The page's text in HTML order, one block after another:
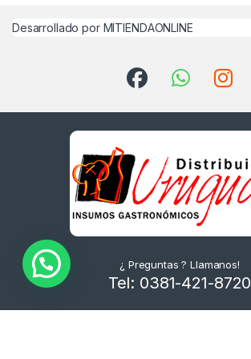
Desarrollado por MITIENDAONLINE
¿ Preguntas ? Llamanos!
Tel: 0381-421-8720